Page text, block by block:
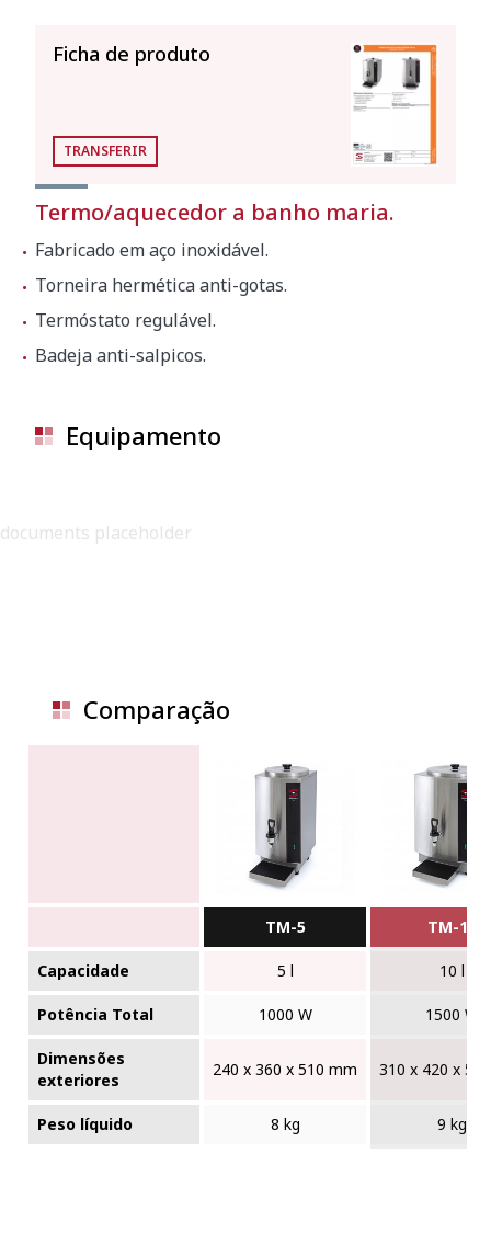
Ficha de produto
TRANSFERIR
Termo/aquecedor a banho maria.
Fabricado em aço inoxidável.
Torneira hermética anti-gotas.
Termóstato regulável.
Badeja anti-salpicos.
Equipamento
documents placeholder
Comparação
TM-5 TM-10
Capacidade 5 l 10 l
Potência Total 1000 W 1500 W
Dimensões
exteriores
240 x 360 x 510 mm 310 x 420 x
Peso líquido 8 kg 9 kg